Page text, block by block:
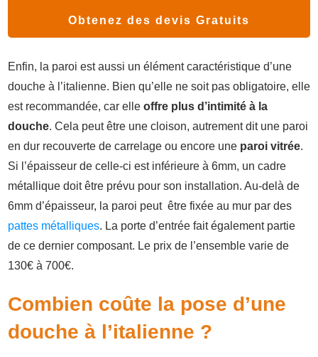
Obtenez des devis Gratuits
Enfin, la paroi est aussi un élément caractéristique d’une
douche à l’italienne. Bien qu’elle ne soit pas obligatoire, elle
est recommandée, car elle offre plus d’intimité à la
douche. Cela peut être une cloison, autrement dit une paroi
en dur recouverte de carrelage ou encore une paroi vitrée.
Si l’épaisseur de celle-ci est inférieure à 6mm, un cadre
métallique doit être prévu pour son installation. Au-delà de
6mm d’épaisseur, la paroi peut être fixée au mur par des
pattes métalliques. La porte d’entrée fait également partie
de ce dernier composant. Le prix de l’ensemble varie de
130€ à 700€.
Combien coûte la pose d’une
douche à l’italienne ?